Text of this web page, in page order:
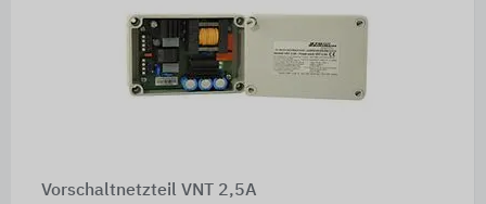
Vorschaltnetzteil VNT 2,5A